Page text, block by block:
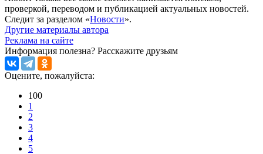
проверкой, переводом и публикацией актуальных новостей.
Следит за разделом «Новости».
Другие материалы автора
Реклама на сайте
Информация полезна? Расскажите друзьям
Оцените, пожалуйста:
100
1
2
3
4
5